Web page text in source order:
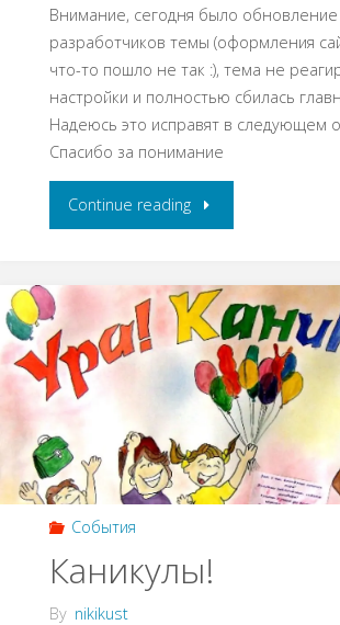
Внимание, сегодня было обновление
разработчиков темы (оформления
что-то пошло не так :), тема не
настройки и полностью сбилась
Надеюсь это исправят в следующем
Спасибо за понимание
Continue reading
События
Каникулы!
By nikikust